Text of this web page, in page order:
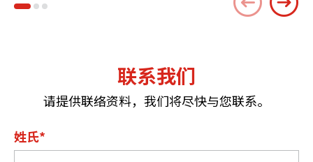
联系我们
请提供联络资料，我们将尽快与您联系。
姓氏*